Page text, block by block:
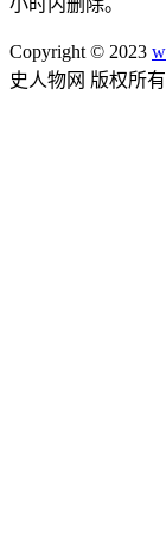
小时内删除。
Copyright © 2023
史人物网 版权所有